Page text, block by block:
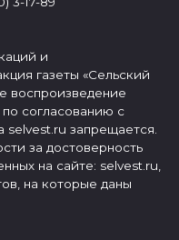
и
газеты «Сельский
воспроизведение
согласованию с
selvest.ru запрещается.
за достоверность
на сайте: selvest.ru,
на которые даны